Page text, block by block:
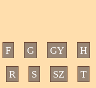
F G GY H
R S SZ T